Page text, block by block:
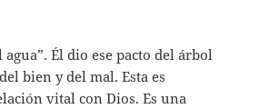
agua”. Él dio ese pacto del árbol
bien y del mal. Esta es
vital con Dios. Es una